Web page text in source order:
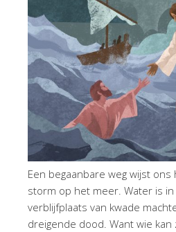
Een begaanbare weg wijst
storm op het meer. Water is
verblijfplaats van kwade
dreigende dood. Want wie